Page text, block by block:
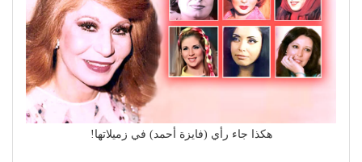
هكذا جاء رأي (فايزة أحمد) في زميلاتها!